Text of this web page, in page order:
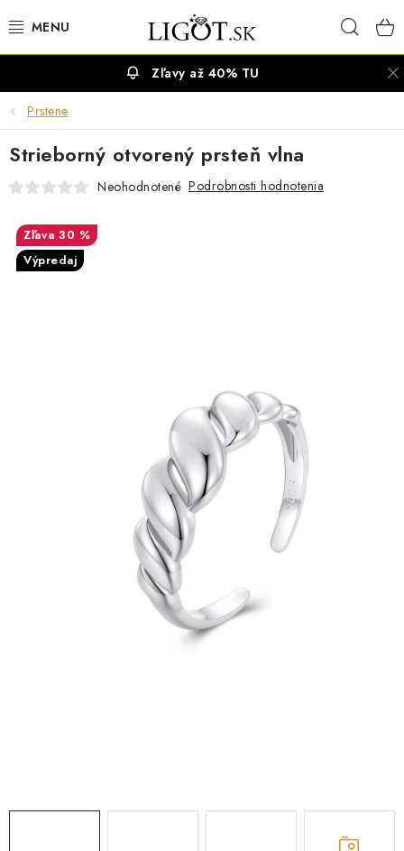
na
NÁHRDELNÍKY
PRSTENE
Vrátenie, výmena, reklamácia
Obchodné podmienky
Ochrana súkromia
Zľavy až 40% TU
Prstene
Strieborný otvorený prsteň vlna
Neohodnotené Podrobnosti hodnotenia
30 %
Výpredaj